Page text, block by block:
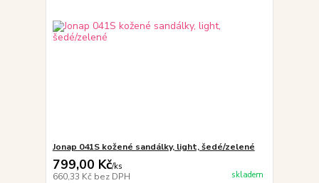
Jonap 041S kožené sandálky, light, šedé/zelené
799,00 Kč/ks
660,33 Kč bez DPH skladem